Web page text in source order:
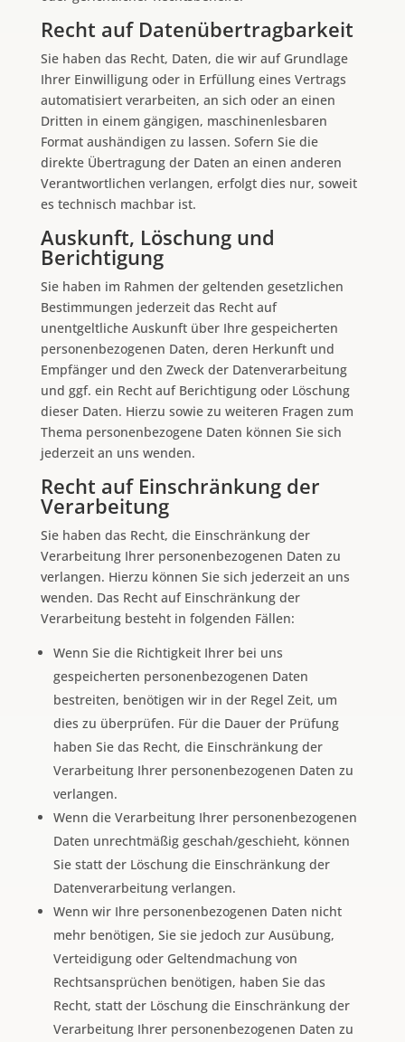
Recht auf Daten­übertrag­barkeit
Sie haben das Recht, Daten, die wir auf Grundlage
Ihrer Einwilligung oder in Erfüllung eines Vertrags
automatisiert verarbeiten, an sich oder an einen
Dritten in einem gängigen, maschinenlesbaren
Format aushändigen zu lassen. Sofern Sie die
direkte Übertragung der Daten an einen anderen
Verantwortlichen verlangen, erfolgt dies nur, soweit
es technisch machbar ist.
Auskunft, Löschung und
Berichtigung
Sie haben im Rahmen der geltenden gesetzlichen
Bestimmungen jederzeit das Recht auf
unentgeltliche Auskunft über Ihre gespeicherten
personenbezogenen Daten, deren Herkunft und
Empfänger und den Zweck der Datenverarbeitung
und ggf. ein Recht auf Berichtigung oder Löschung
dieser Daten. Hierzu sowie zu weiteren Fragen zum
Thema personenbezogene Daten können Sie sich
jederzeit an uns wenden.
Recht auf Einschränkung der
Verarbeitung
Sie haben das Recht, die Einschränkung der
Verarbeitung Ihrer personenbezogenen Daten zu
verlangen. Hierzu können Sie sich jederzeit an uns
wenden. Das Recht auf Einschränkung der
Verarbeitung besteht in folgenden Fällen:
Wenn Sie die Richtigkeit Ihrer bei uns
gespeicherten personenbezogenen Daten
bestreiten, benötigen wir in der Regel Zeit, um
dies zu überprüfen. Für die Dauer der Prüfung
haben Sie das Recht, die Einschränkung der
Verarbeitung Ihrer personenbezogenen Daten zu
verlangen.
Wenn die Verarbeitung Ihrer personenbezogenen
Daten unrechtmäßig geschah/geschieht, können
Sie statt der Löschung die Einschränkung der
Datenverarbeitung verlangen.
Wenn wir Ihre personenbezogenen Daten nicht
mehr benötigen, Sie sie jedoch zur Ausübung,
Verteidigung oder Geltendmachung von
Rechtsansprüchen benötigen, haben Sie das
Recht, statt der Löschung die Einschränkung der
Verarbeitung Ihrer personenbezogenen Daten zu